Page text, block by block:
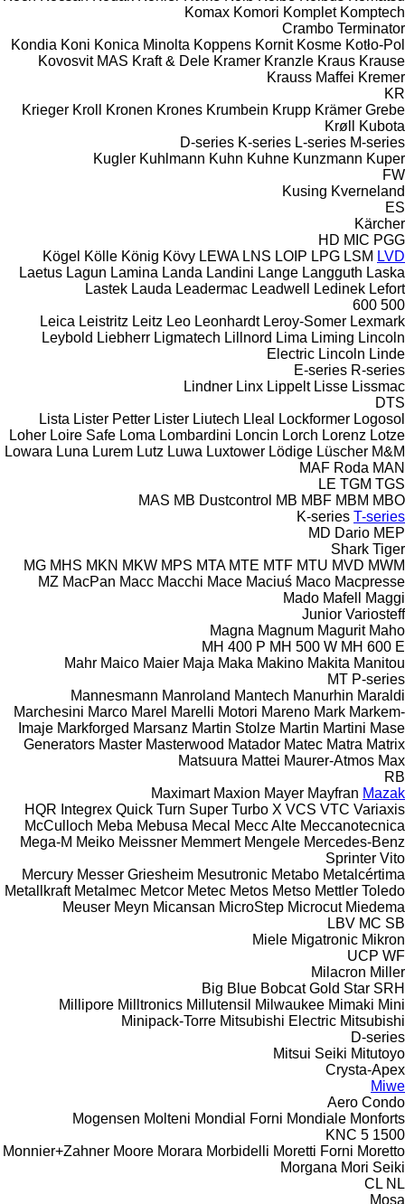
Komax Komori Komplet Komptech
Crambo Terminator
Kondia Koni Konica Minolta Koppens Kornit Kosme Kotło-Pol
Kovosvit MAS Kraft & Dele Kramer Kranzle Kraus Krause
Krauss Maffei Kremer
KR
Krieger Kroll Kronen Krones Krumbein Krupp Krämer Grebe
Krøll
Kubota
D-series K-series L-series M-series
Kugler Kuhlmann Kuhn Kuhne Kunzmann Kuper
FW
Kusing Kverneland
ES
Kärcher
HD MIC PGG
Kögel Kölle König Kövy LEWA LNS LOIP LPG LSM LVD
Laetus Lagun Lamina Landa Landini Lange Langguth Laska
Lastek Lauda Leadermac Leadwell Ledinek Lefort
500
600
Leica Leistritz Leitz Leo Leonhardt Leroy-Somer Lexmark
Leybold Liebherr Ligmatech Lillnord Lima Liming Lincoln
Electric Lincoln Linde
E-series R-series
Lindner Linx Lippelt Lisse Lissmac
DTS
Lista Lister Petter Lister Liutech Lleal Lockformer Logosol
Loher Loire Safe Loma Lombardini Loncin Lorch Lorenz Lotze
Lowara Luna Lurem Lutz Luwa Luxtower Lödige Lüscher M&M
MAF Roda MAN
LE TGM TGS
MAS MB Dustcontrol MB MBF MBM MBO
K-series T-series
MD Dario MEP
Shark Tiger
MG MHS MKN MKW MPS MTA MTE MTF MTU MVD MWM
MZ MacPan Macc Macchi Mace Maciuś Maco Macpresse
Mado Mafell
Maggi
Junior Variosteff
Magna Magnum Magurit Maho
MH 400 P MH 500 W MH 600 E
Mahr Maico Maier Maja Maka Makino Makita Manitou
MT P-series
Mannesmann Manroland Mantech Manurhin Maraldi
Marchesini Marco Marel Marelli Motori Mareno Mark Markem-
Imaje Markforged Marsanz Martin Stolze Martin Martini Mase
Generators Master Masterwood Matador Matec Matra Matrix
Matsuura Mattei Maurer-Atmos Max
RB
Maximart Maxion Mayer Mayfran Mazak
HQR Integrex Quick Turn Super Turbo X VCS VTC Variaxis
McCulloch Meba Mebusa Mecal Mecc Alte Meccanotecnica
Mega-M Meiko Meissner Memmert Mengele Mercedes-Benz
Sprinter Vito
Mercury Messer Griesheim Mesutronic Metabo Metalcértima
Metallkraft Metalmec Metcor Metec Metos Metso Mettler Toledo
Meuser Meyn Micansan MicroStep Microcut Miedema
LBV MC SB
Miele Migatronic Mikron
UCP WF
Milacron Miller
Big Blue Bobcat Gold Star SRH
Millipore Milltronics Millutensil Milwaukee Mimaki Mini
Minipack-Torre Mitsubishi Electric Mitsubishi
D-series
Mitsui Seiki Mitutoyo
Crysta-Apex
Miwe
Aero Condo
Mogensen Molteni Mondial Forni Mondiale Monforts
KNC 5 1500
Monnier+Zahner Moore Morara Morbidelli Moretti Forni Moretto
Morgana Mori Seiki
CL NL
Mosa